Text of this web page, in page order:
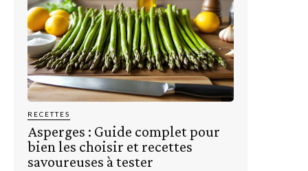
RECETTES
Asperges : Guide complet pour
bien les choisir et recettes
savoureuses à tester